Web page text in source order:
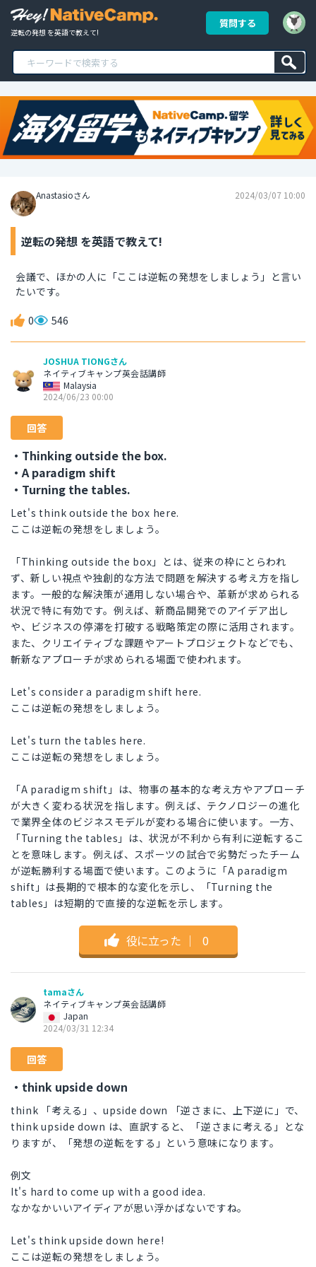
逆転の発想 を英語で教えて!
質問する
Anastasioさん 2024/03/07 10:00
逆転の発想 を英語で教えて!
会議で、ほかの人に「ここは逆転の発想をしましょう」と言い
たいです。
0 546
JOSHUA TIONGさん
ネイティブキャンプ英会話講師
Malaysia
2024/06/23 00:00
回答
・Thinking outside the box.
・A paradigm shift
・Turning the tables.
Let's think outside the box here.
ここは逆転の発想をしましょう。
「Thinking outside the box」とは、従来の枠にとらわれ
ず、新しい視点や独創的な方法で問題を解決する考え方を指し
ます。一般的な解決策が通用しない場合や、革新が求められる
状況で特に有効です。例えば、新商品開発でのアイデア出し
や、ビジネスの停滞を打破する戦略策定の際に活用されます。
また、クリエイティブな課題やアートプロジェクトなどでも、
斬新なアプローチが求められる場面で使われます。
Let's consider a paradigm shift here.
ここは逆転の発想をしましょう。
Let's turn the tables here.
ここは逆転の発想をしましょう。
「A paradigm shift」は、物事の基本的な考え方やアプローチ
が大きく変わる状況を指します。例えば、テクノロジーの進化
で業界全体のビジネスモデルが変わる場合に使います。一方、
「Turning the tables」は、状況が不利から有利に逆転するこ
とを意味します。例えば、スポーツの試合で劣勢だったチーム
が逆転勝利する場面で使います。このように「A paradigm
shift」は長期的で根本的な変化を示し、「Turning the
tables」は短期的で直接的な逆転を示します。
役に立った ｜ 0
tamaさん
ネイティブキャンプ英会話講師
Japan
2024/03/31 12:34
回答
・think upside down
think 「考える」、upside down 「逆さまに、上下逆に」で、
think upside down は、直訳すると、「逆さまに考える」とな
りますが、「発想の逆転をする」という意味になります。
例文
It's hard to come up with a good idea.
なかなかいいアイディアが思い浮かばないですね。
Let's think upside down here!
ここは逆転の発想をしましょう。